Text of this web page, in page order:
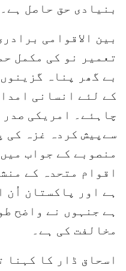
بنیادی حق حاصل ہے۔
بین الاقوامی
تعمیر نو کی مکمل
بے گھر پناہ
کے لئے انسانی
چاہئے۔ امریکی
سےپیش کردہ غزہ کی
منصوبے کے جواب
اقوام متحدہ کے
ہے اور پاکستان اُن
ہے جنہوں نے واضح
مخالفت کی ہے۔
اسحاق ڈار کا کہنا